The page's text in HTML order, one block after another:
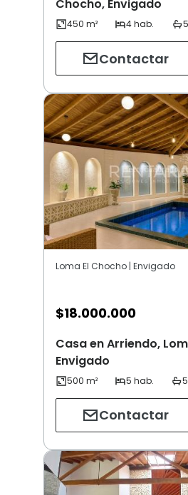
Chocho, Envigado
Contactar
Loma El Chocho | Envigado
$18.000.000
Casa en Arriendo,
Envigado
Contactar